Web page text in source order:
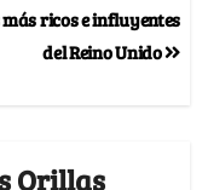
ricos e influyentes
del Reino Unido
Orillas